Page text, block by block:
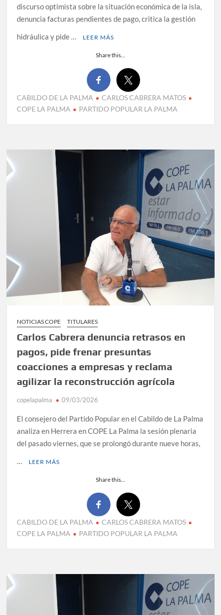
discurso optimista sobre la situación económica de la isla,
denuncia facturas pendientes de pago, critica la gestión
hidráulica y pide …
LEER MÁS
Share this...
CABILDO DE LA PALMA
CARLOS CABRERA MATOS
COPE LA PALMA
PARTIDO POPULAR LA PALMA
NOTICIAS COPE TITULARES
Carlos Cabrera denuncia retrasos en
pagos, pide frenar presuntas
coacciones a empresas y reclama
agilizar la reconstrucción agrícola
copelapalma 09/03/2026
El consejero del Partido Popular en el Cabildo de La Palma
analiza en Herrera en COPE La Palma la sesión plenaria
del pasado viernes, que se prolongó durante nueve horas,
…
LEER MÁS
Share this...
CABILDO DE LA PALMA
CARLOS CABRERA MATOS
COPE LA PALMA
PARTIDO POPULAR LA PALMA